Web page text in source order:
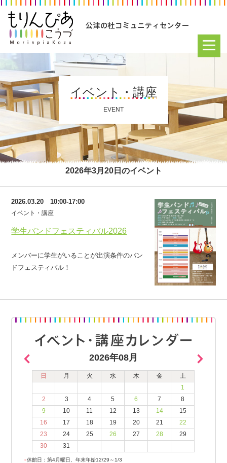
イベント・講座
EVENT
2026年3月20日のイベント
学生バンドフェスティバル2026
2026.03.20 10:00-17:00
イベント・講座
メンバーに学生がいることが出演条件のバン
ドフェスティバル！
2026年08月
日 月 火 水 木 金
土
1
2
3 4 5 6 7
8
9
10 11 12 13 14
15
16
17 18 19 20 21
22
23
24 25 26 27 28
29
30
31
●休館日：第4月曜日、年末年始12/29～1/3